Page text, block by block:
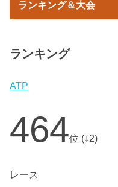
ランキング＆大会
ランキング
ATP
464位 (↓2)
レース